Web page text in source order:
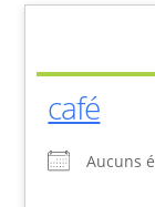
café
Aucuns